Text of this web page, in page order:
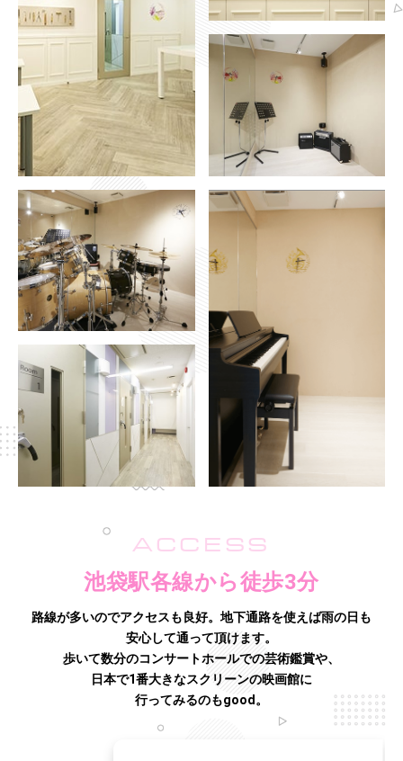
ACCESS
池袋駅各線から徒歩3分
路線が多いのでアクセスも良好。地下通路を使えば雨の日も
安心して通って頂けます。
歩いて数分のコンサートホールでの芸術鑑賞や、
日本で1番大きなスクリーンの映画館に
行ってみるのもgood。